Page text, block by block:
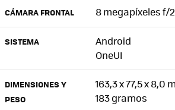
CÁMARA FRONTAL 8 megapíxeles f/
SISTEMA
Android
OneUI
DIMENSIONES Y
PESO
163,3 x 77,5 x 8,0
183 gramos